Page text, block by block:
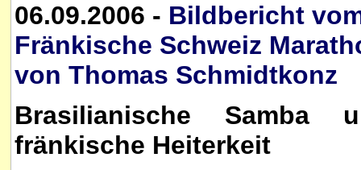
06.09.2006 - Bildbericht
Fränkische Schweiz
von Thomas Schmidtkonz
Brasilianische Samba
fränkische Heiterkeit